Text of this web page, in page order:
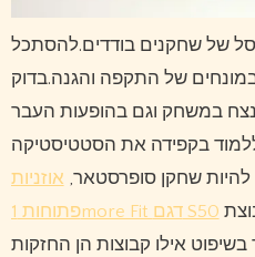
של התקפה והגנה.בדוק
במשחק וגם בהופעות העבר
בקפידה את הסטטיסטיקה
להיות שחקן סופרסטאר, אוזניות
פתוחות 1more Fit דגם S50
אילו קבוצות הן החזקות